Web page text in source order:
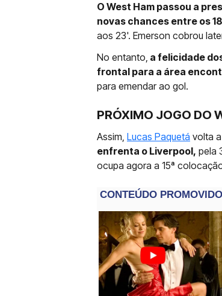
O West Ham passou a
novas chances entre os
aos 23'. Emerson cobrou
No entanto, a felicidade
frontal para a área
para emendar ao gol.
PRÓXIMO JOGO DO
Assim, Lucas Paquetá volta
enfrenta o Liverpool, pela
ocupa agora a 15ª